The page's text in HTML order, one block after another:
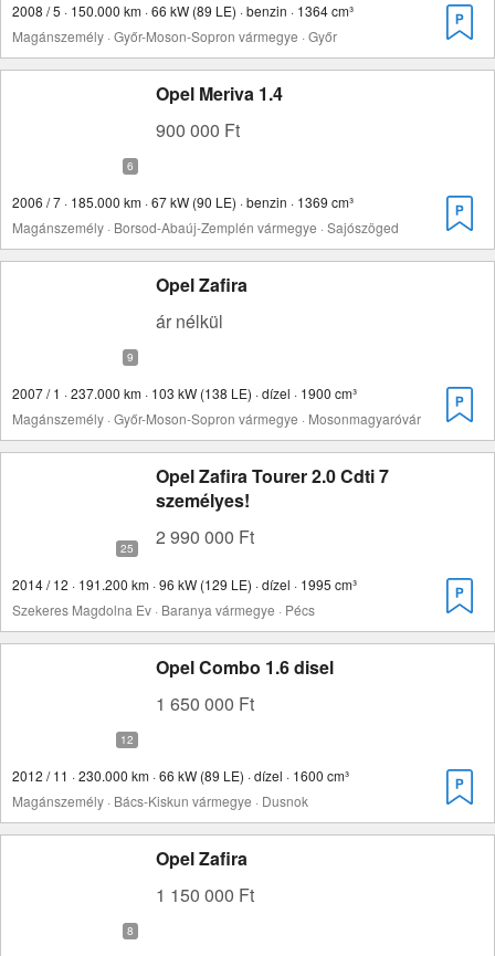
2008 / 5 · 150.000 km · 66 kW (89 LE) · benzin · 1364 cm³
Magánszemély · Győr-Moson-Sopron vármegye · Győr
Opel Meriva 1.4
900 000 Ft
2006 / 7 · 185.000 km · 67 kW (90 LE) · benzin · 1369 cm³
Magánszemély · Borsod-Abaúj-Zemplén vármegye · Sajószöged
Opel Zafira
ár nélkül
2007 / 1 · 237.000 km · 103 kW (138 LE) · dízel · 1900 cm³
Magánszemély · Győr-Moson-Sopron vármegye · Mosonmagyaróvár
Opel Zafira Tourer 2.0 Cdti 7
személyes!
2 990 000 Ft
2014 / 12 · 191.200 km · 96 kW (129 LE) · dízel · 1995 cm³
Szekeres Magdolna Ev · Baranya vármegye · Pécs
Opel Combo 1.6 disel
1 650 000 Ft
2012 / 11 · 230.000 km · 66 kW (89 LE) · dízel · 1600 cm³
Magánszemély · Bács-Kiskun vármegye · Dusnok
Opel Zafira
1 150 000 Ft